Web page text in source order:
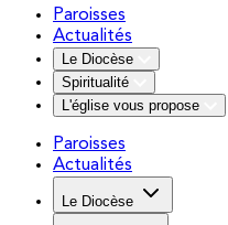
Paroisses
Actualités
Le Diocèse
Spiritualité
L'église vous propose
Paroisses
Actualités
Le Diocèse